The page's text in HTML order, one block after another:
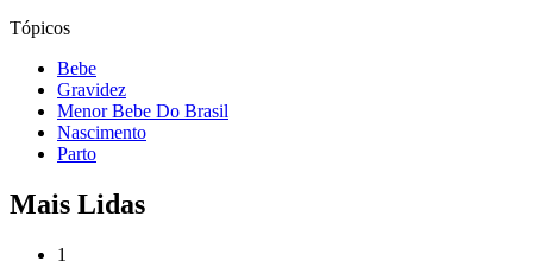
Tópicos
Bebe
Gravidez
Menor Bebe Do Brasil
Nascimento
Parto
Mais Lidas
1